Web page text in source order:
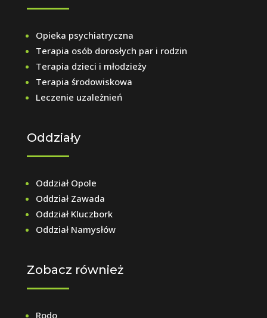
Opieka psychiatryczna
Terapia osób dorosłych par i rodzin
Terapia dzieci i młodzieży
Terapia środowiskowa
Leczenie uzależnień
Oddziały
Oddział Opole
Oddział Zawada
Oddział Kluczbork
Oddział Namysłów
Zobacz również
Rodo